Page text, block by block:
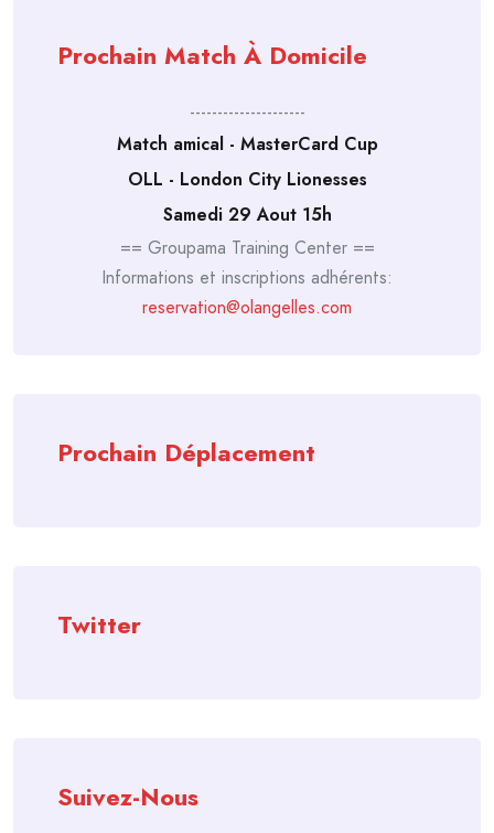
Prochain Match À Domicile
---------------------
Match amical - MasterCard Cup
OLL - London City Lionesses
Samedi 29 Aout 15h
== Groupama Training Center ==
Informations et inscriptions adhérents:
reservation@olangelles.com
Prochain Déplacement
Twitter
Suivez-Nous